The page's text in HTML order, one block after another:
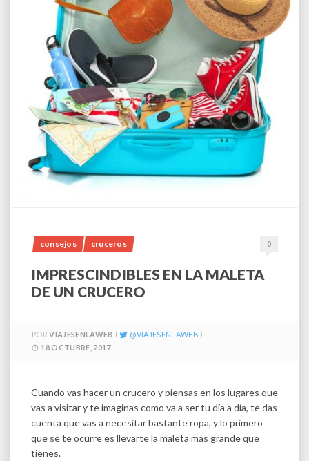
consejos cruceros 0
IMPRESCINDIBLES EN LA MALETA
DE UN CRUCERO
PORVIAJESENLAWEB
VIAJESENLAWEB
18 OCTUBRE, 2017
Cuando vas hacer un crucero y piensas en los lugares que
vas a visitar y te imaginas como va a ser tu día a día, te das
cuenta que vas a necesitar bastante ropa, y lo primero
que se te ocurre es llevarte la maleta más grande que
tienes.